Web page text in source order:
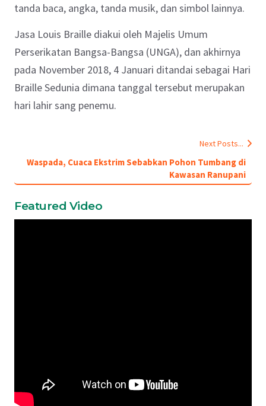
tanda baca, angka, tanda musik, dan simbol lainnya.
Jasa Louis Braille diakui oleh Majelis Umum
Perserikatan Bangsa-Bangsa (UNGA), dan akhirnya
pada November 2018, 4 Januari ditandai sebagai Hari
Braille Sedunia dimana tanggal tersebut merupakan
hari lahir sang penemu.
Next Posts...
Waspada, Cuaca Ekstrim Sebabkan Pohon Tumbang di
Kawasan Ranupani
Featured Video